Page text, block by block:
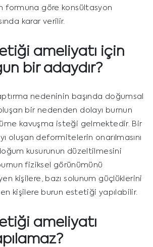
formuna göre konsültasyon
karar verilir.
ameliyatı için
bir adaydır?
nedeninin başında doğumsal
bir nedenden dolayı burnun
kavuşma isteği gelmektedir. Bir
oluşan deformitelerin onarılmasını
kusurunun düzeltilmesini
fiziksel görünümünü
kişilere, bazı solunum güçlüklerini
kişilere burun estetiği yapılabilir.
ameliyatı